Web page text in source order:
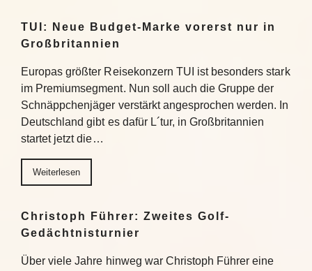
TUI: Neue Budget-Marke vorerst nur in
Großbritannien
Europas größter Reisekonzern TUI ist besonders stark
im Premiumsegment. Nun soll auch die Gruppe der
Schnäppchenjäger verstärkt angesprochen werden. In
Deutschland gibt es dafür L´tur, in Großbritannien
startet jetzt die…
Weiterlesen
Christoph Führer: Zweites Golf-
Gedächtnisturnier
Über viele Jahre hinweg war Christoph Führer eine